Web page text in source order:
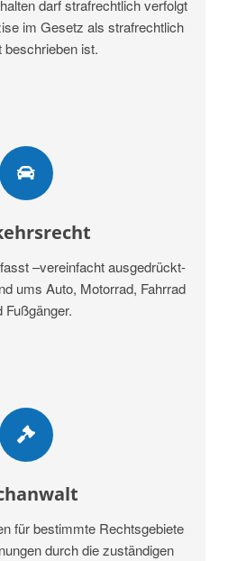
darf strafrechtlich verfolgt
im Gesetz als strafrechtlich
beschrieben ist.
–vereinfacht ausgedrückt-
ums Auto, Motorrad, Fahrrad
Fußgänger.
für bestimmte Rechtsgebiete
durch die zuständigen